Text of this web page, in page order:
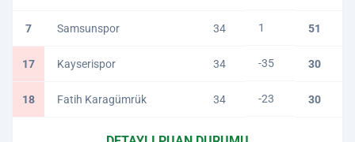
7 Samsunspor 34 1 51
17 Kayserispor 34 -35 30
18 Fatih Karagümrük 34 -23 30